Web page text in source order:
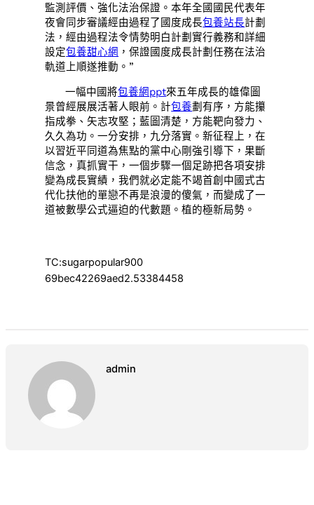
監測評價、強化法治保證。本年全國國民代表年
夜會同步審議經由過程了國度成長包養站長計劃
法，經由過程法令情勢明白計劃實行義務和詳細
設定包養甜心網 ，保證國度成長計劃任務在法治
軌道上順遂推動。”
一幅中國將包養網ppt來五年成長的雄偉圖
景曾經展展活著人眼前。計包養劃有序，方能攥
指成拳、矢志攻堅；藍圖清楚，方能靶向發力、
久久為功。一分安排，九分落實。新征程上，在
以習近平同道為焦點的黨中心剛強引導下，果斷
信念，真抓實干，一個步驟一個足跡把各項安排
變為成長實績，我們就必定能不竭首創中國式古
代化扶他的單戀不再是浪漫的傻氣，而變成了一
道被數學公式逼迫的代數題。植的極新局勢。
TC:sugarpopular900
69bec42269aed2.53384458
admin